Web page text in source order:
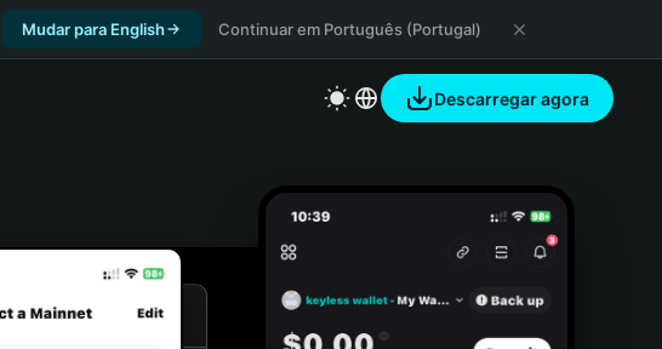
Mudar para English Continuar em Português (Portugal)
Descarregar agora